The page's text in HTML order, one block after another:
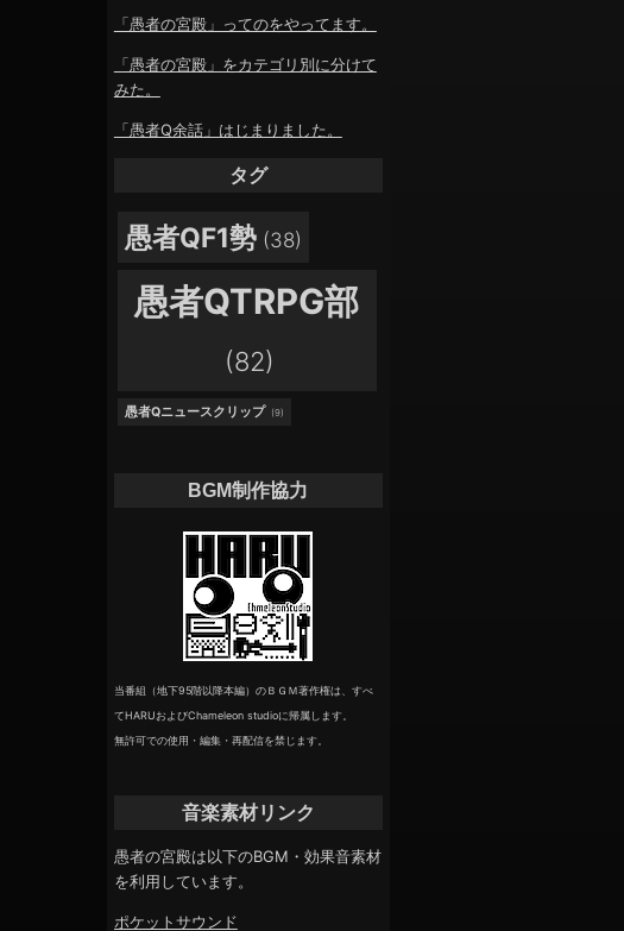
「愚者の宮殿」ってのをやってます。
「愚者の宮殿」をカテゴリ別に分けて
みた。
「愚者Q余話」はじまりました。
タグ
愚者QF1勢 (38)
愚者QTRPG部
(82)
愚者Qニュースクリップ (9)
BGM制作協力
当番組（地下95階以降本編）のＢＧＭ著作権は、すべ
てHARUおよびChameleon studioに帰属します。
無許可での使用・編集・再配信を禁じます。
音楽素材リンク
愚者の宮殿は以下のBGM・効果音素材
を利用しています。
ポケットサウンド